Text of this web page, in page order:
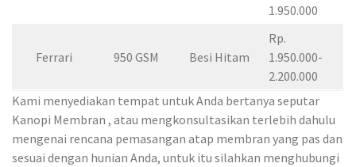
1.950.000
Ferrari 950 GSM Besi Hitam
Rp.
1.950.000-
2.200.000
Kami menyediakan tempat untuk Anda bertanya seputar
Kanopi Membran , atau mengkonsultasikan terlebih dahulu
mengenai rencana pemasangan atap membran yang pas dan
sesuai dengan hunian Anda, untuk itu silahkan menghubungi